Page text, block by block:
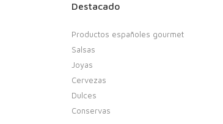
Destacado
Productos españoles gourmet
Salsas
Joyas
Cervezas
Dulces
Conservas